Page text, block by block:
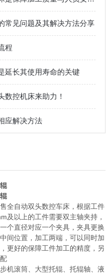
常见问题及其解决方法分享
程
延长其使用寿命的关键
数控机床来助力！
应解决方法
全自动双头数控车床，根据工件
及以上的工件需要双主轴夹持，
个直径对应一个夹具，夹具更换
间位置，加工两端，可以同时加
更好的保障工件加工的精度，另
机滚筒、大型托辊、托辊轴、液